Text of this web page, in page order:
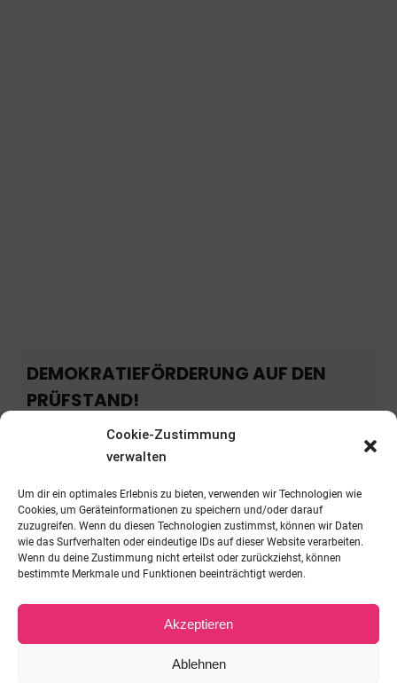
Cookie-Zustimmung
verwalten
Um dir ein optimales Erlebnis zu bieten, verwenden wir Technologien wie
Cookies, um Geräteinformationen zu speichern und/oder darauf
zuzugreifen. Wenn du diesen Technologien zustimmst, können wir Daten
wie das Surfverhalten oder eindeutige IDs auf dieser Website verarbeiten.
Wenn du deine Zustimmung nicht erteilst oder zurückziehst, können
bestimmte Merkmale und Funktionen beeinträchtigt werden.
Akzeptieren
Ablehnen
DEMOKRATIEFÖRDERUNG AUF DEN
PRÜFSTAND!
DIE ERZIEHUNG DES DEUTSCHEN SOUVERÄNS
DURCH SEINE REGIERUNG Von Ricklef Münnich Mit
„Expertenanhörung“ im Deutschen Bundestag –
versucht die Bundesregierung, die in ihrem Sinn…
Weiterlesen